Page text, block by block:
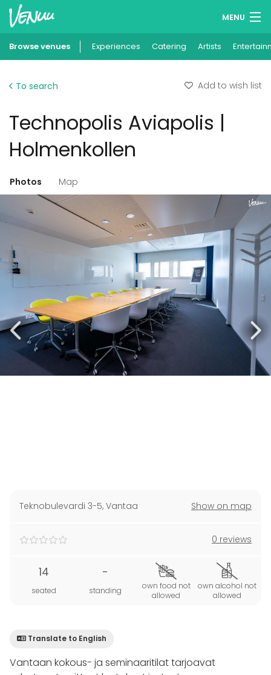
MENU
Wish lists
Add your venue
Browse venues Experiences Catering Artists
To search Add to wish list
Technopolis Aviapolis |
Holmenkollen
Photos Map
Teknobulevardi 3-5, Vantaa Show on map
0 reviews
14
seated
-
standing
own food not
allowed
own alcohol not
allowed
Translate to English
Vantaan kokous- ja seminaaritilat tarjoavat